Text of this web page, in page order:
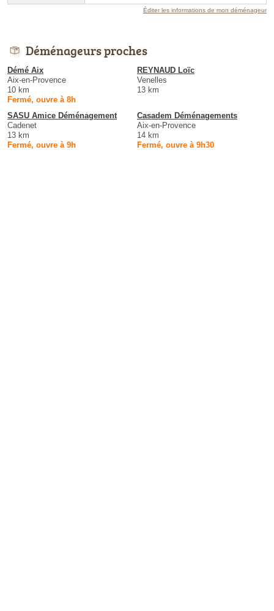
Éditer les informations de mon déménageur
Déménageurs proches
Démé Aix
Aix-en-Provence
10 km
Fermé, ouvre à 8h
REYNAUD Loïc
Venelles
13 km
SASU Amice Déménagement
Cadenet
13 km
Fermé, ouvre à 9h
Casadem Déménagements
Aix-en-Provence
14 km
Fermé, ouvre à 9h30